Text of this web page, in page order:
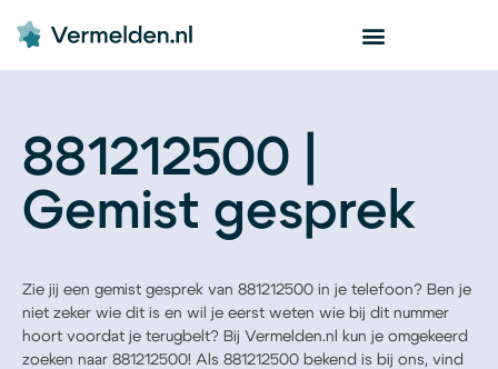
881212500 |
Gemist gesprek
Zie jij een gemist gesprek van 881212500 in je telefoon? Ben je
niet zeker wie dit is en wil je eerst weten wie bij dit nummer
hoort voordat je terugbelt? Bij Vermelden.nl kun je omgekeerd
zoeken naar 881212500! Als 881212500 bekend is bij ons, vind